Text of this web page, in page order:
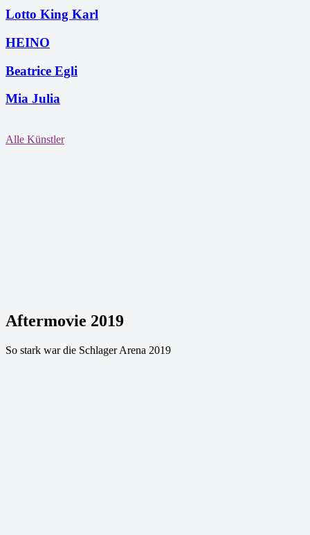
Lotto King Karl
HEINO
Beatrice Egli
Mia Julia
Alle Künstler
Aftermovie 2019
So stark war die Schlager Arena 2019